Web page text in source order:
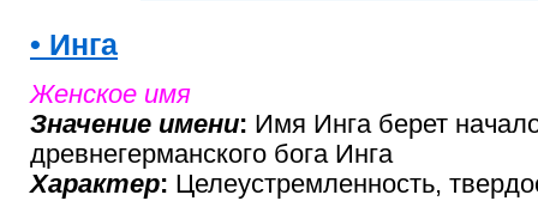
• Инга
Женское имя
Значение имени: Имя Инга берет
древнегерманского бога Инга
Характер: Целеустремленность,